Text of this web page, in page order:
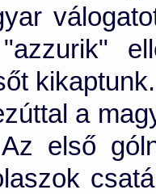
kikaptunk.
a
első